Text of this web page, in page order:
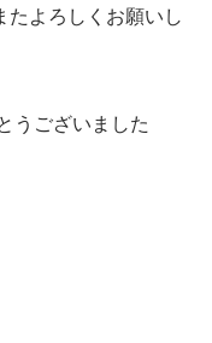
よろしくお願いし
うございました